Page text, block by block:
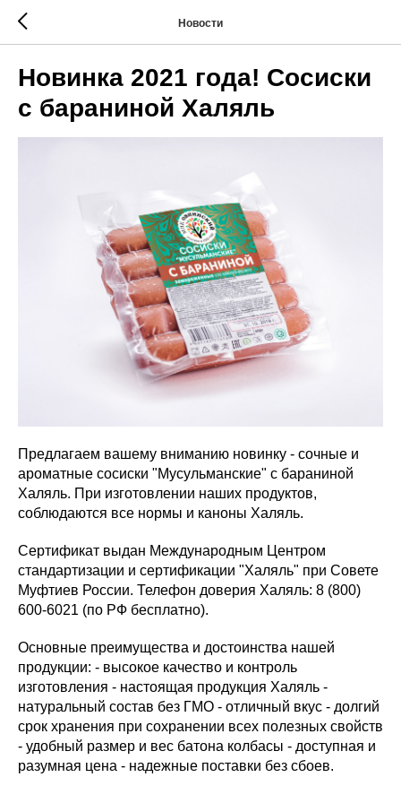
Новости
Новинка 2021 года! Сосиски
с бараниной Халяль
Предлагаем вашему вниманию новинку - сочные и
ароматные сосиски "Мусульманские" с бараниной
Халяль. При изготовлении наших продуктов,
соблюдаются все нормы и каноны Халяль.
Сертификат выдан Международным Центром
стандартизации и сертификации "Халяль" при Совете
Муфтиев России. Телефон доверия Халяль: 8 (800)
600-6021 (по РФ бесплатно).
Основные преимущества и достоинства нашей
продукции: - высокое качество и контроль
изготовления - настоящая продукция Халяль -
натуральный состав без ГМО - отличный вкус - долгий
срок хранения при сохранении всех полезных свойств
- удобный размер и вес батона колбасы - доступная и
разумная цена - надежные поставки без сбоев.